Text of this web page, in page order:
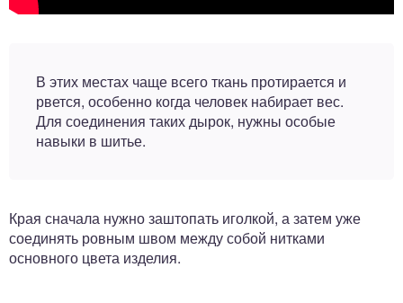
В этих местах чаще всего ткань протирается и
рвется, особенно когда человек набирает вес.
Для соединения таких дырок, нужны особые
навыки в шитье.
Края сначала нужно заштопать иголкой, а затем уже
соединять ровным швом между собой нитками
основного цвета изделия.